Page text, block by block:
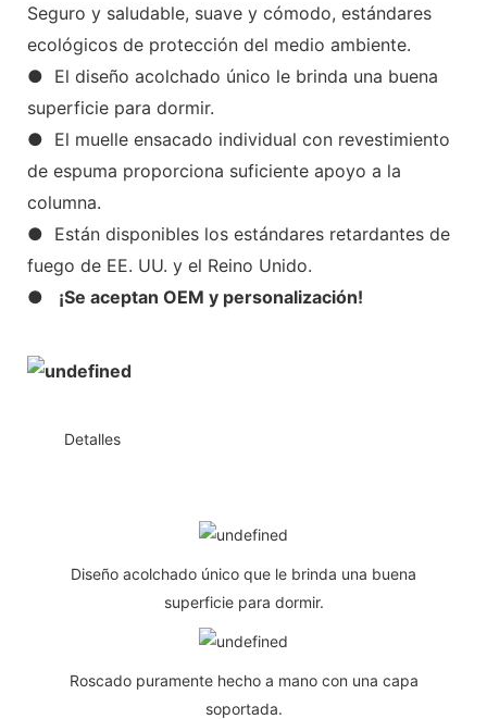
Seguro y saludable, suave y cómodo, estándares
ecológicos de protección del medio ambiente.
● El diseño acolchado único le brinda una buena
superficie para dormir.
● El muelle ensacado individual con revestimiento
de espuma proporciona suficiente apoyo a la
columna.
● Están disponibles los estándares retardantes de
fuego de EE. UU. y el Reino Unido.
●
¡Se aceptan OEM y personalización!
Detalles
Diseño acolchado único que le brinda una buena
superficie para dormir.
Roscado puramente hecho a mano con una capa
soportada.